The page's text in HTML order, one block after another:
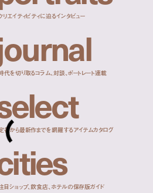
リエイティビティに迫るインタビュー
ournal
代を切り取るコラム、対談、ポートレート連載
elect
番から最新作までを網羅するアイテムカタログ
ities
目ショップ、飲食店、ホテルの保存版ガイド